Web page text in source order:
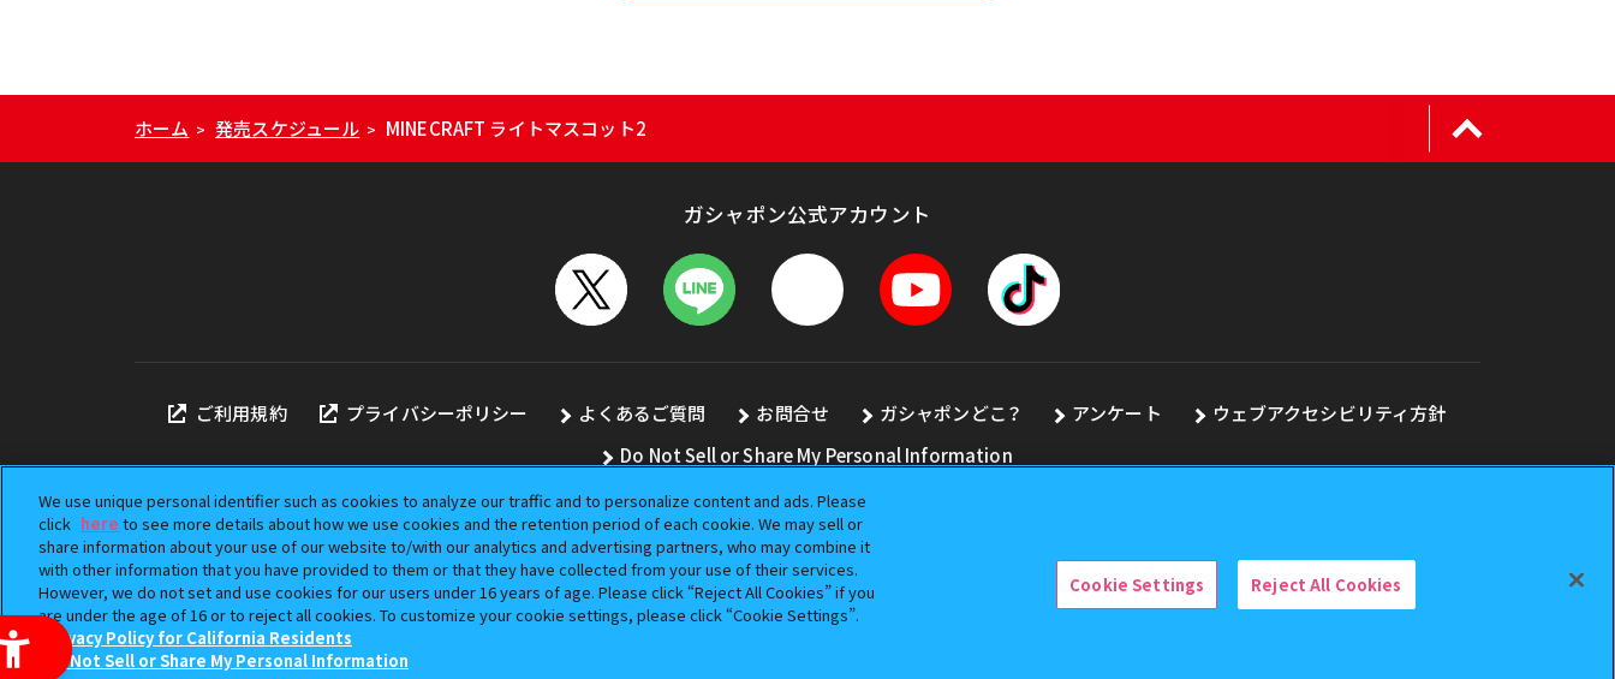
ホーム > 発売スケジュール > MINECRAFT ライトマスコット2
ガシャポン公式アカウント
ご利用規約 プライバシーポリシー よくあるご質問 お問合せ ガシャポンどこ？ アンケート
ウェブアクセシビリティ方針
Do Not Sell or Share My Personal Information
本サイトに掲載されている全ての画像、文章、データの無断転用、転載をお断りします。
「ガシャポン」は株式会社バンダイの登録商標です。
©BANDAI
We use unique personal identifier such as cookies to analyze our traffic and to personalize content and ads. Please
click here to see more details about how we use cookies and the retention period of each cookie. We may sell or
share information about your use of our website to/with our analytics and advertising partners, who may combine it
with other information that you have provided to them or that they have collected from your use of their services.
However, we do not set and use cookies for our users under 16 years of age. Please click “Reject All Cookies” if you
are under the age of 16 or to reject all cookies. To customize your cookie settings, please click “Cookie Settings”.
Privacy Policy for California Residents
Do Not Sell or Share My Personal Information
Cookie Settings Reject All Cookies